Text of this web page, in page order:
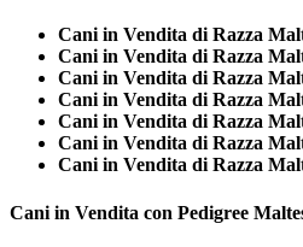
Cani in Vendita di Razza
Cani in Vendita di Razza
Cani in Vendita di Razza
Cani in Vendita di Razza
Cani in Vendita di Razza
Cani in Vendita di Razza
Cani in Vendita di Razza
Cani in Vendita con Pedigree